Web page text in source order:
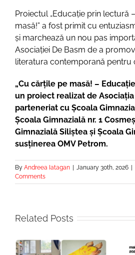
Proiectul „Educație prin lectură
masă!” a fost primit cu
și marchează un nou pas
Asociației De Basm de a
literatura contemporană pentru
„Cu cărțile pe masă! –
un proiect realizat de Asociația
parteneriat cu Școala
Școala Gimnazială nr. 1
Gimnazială Siliștea și Școala
susținerea OMV Petrom.
By Andreea Iatagan | January 30th, 2026 |
Comments
Related Posts